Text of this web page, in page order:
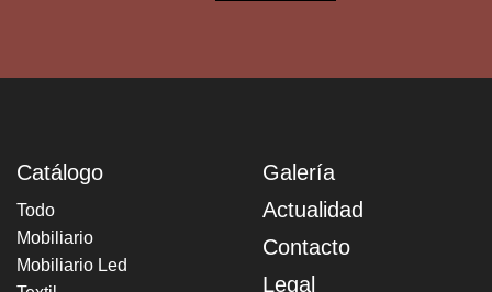
Catálogo
Todo
Mobiliario
Mobiliario Led
Galería
Actualidad
Contacto
Legal